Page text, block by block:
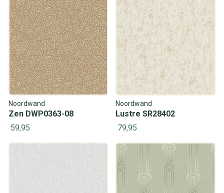
Noordwand
Zen DWP0363-08
59,95
Noordwand
Lustre SR28402
79,95